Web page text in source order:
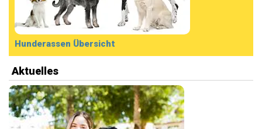
Hunderassen Übersicht
Aktuelles